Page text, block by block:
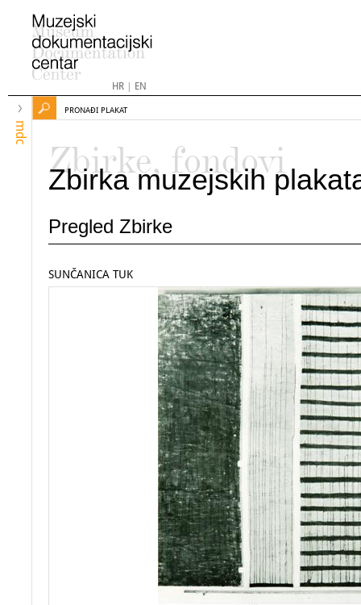
HR| EN
mdc
PRONAĐI PLAKAT
Zbirke, fondovi
Zbirka muzejskih
Pregled Zbirke
SUNČANICA TUK